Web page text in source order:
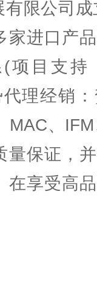
有限公司
家进口产
项目支持
理经销
MAC、
量保证，
在享受高